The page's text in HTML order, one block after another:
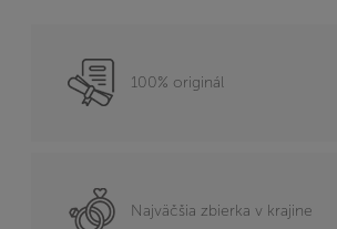
100% originál
Najväčšia zbierka v krajine